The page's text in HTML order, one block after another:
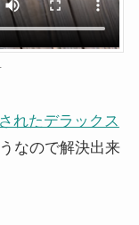
れたデラックス
なので解決出来